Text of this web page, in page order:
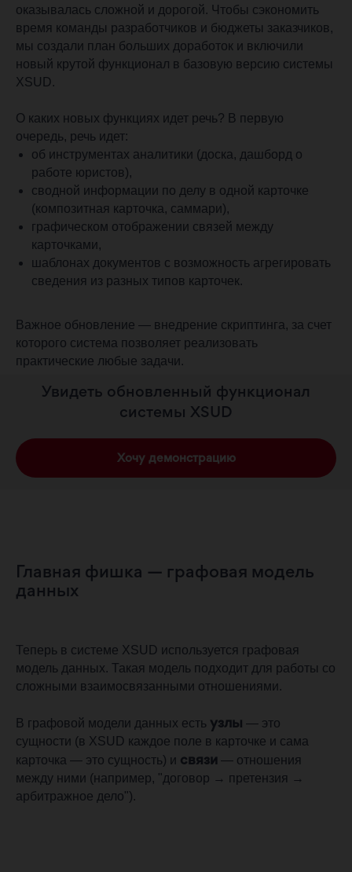
оказывалась сложной и дорогой. Чтобы сэкономить
время команды разработчиков и бюджеты заказчиков,
мы создали план больших доработок и включили
новый крутой функционал в базовую версию системы
XSUD.
О каких новых функциях идет речь? В первую
очередь, речь идет:
об инструментах аналитики (доска, дашборд о
работе юристов),
сводной информации по делу в одной карточке
(композитная карточка, саммари),
графическом отображении связей между
карточками,
шаблонах документов с возможность агрегировать
сведения из разных типов карточек.
Важное обновление — внедрение скриптинга, за счет
которого система позволяет реализовать
практические любые задачи.
Увидеть обновленный функционал
системы XSUD
Хочу демонстрацию
Главная фишка — графовая модель
данных
Теперь в системе XSUD используется графовая
модель данных. Такая модель подходит для работы со
сложными взаимосвязанными отношениями.
В графовой модели данных есть узлы — это
сущности (в XSUD каждое поле в карточке и сама
карточка — это сущность) и связи — отношения
между ними (например, "договор → претензия →
арбитражное дело").